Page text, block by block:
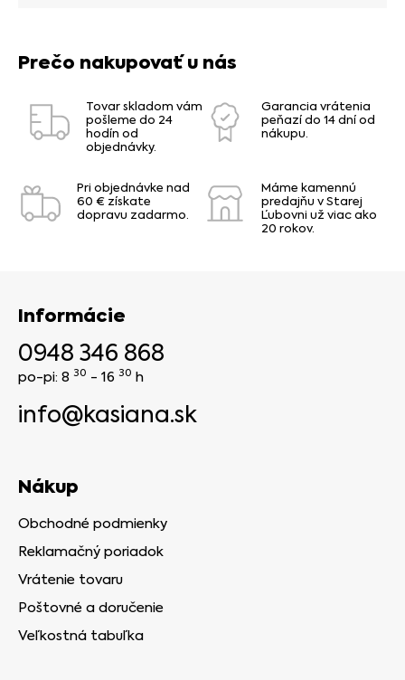
Prečo nakupovať u nás
Tovar skladom vám
pošleme do 24
hodín od
objednávky.
Garancia vrátenia
peňazí do 14 dní od
nákupu.
Pri objednávke nad
60 € získate
dopravu zadarmo.
Máme kamennú
predajňu v Starej
Ľubovni už viac ako
20 rokov.
Informácie
0948 346 868
po-pi: 8 30 - 16 30 h
info@kasiana.sk
Nákup
Obchodné podmienky
Reklamačný poriadok
Vrátenie tovaru
Poštovné a doručenie
Veľkostná tabuľka